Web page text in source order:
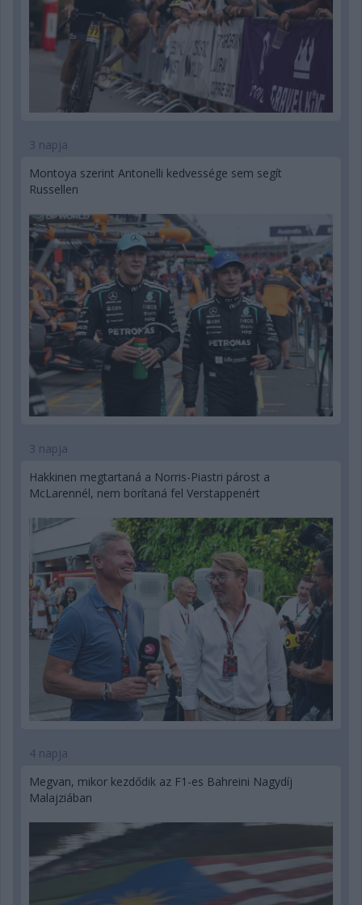
3 napja
Montoya szerint Antonelli kedvessége sem segít
Russellen
3 napja
Hakkinen megtartaná a Norris-Piastri párost a
McLarennél, nem borítaná fel Verstappenért
4 napja
Megvan, mikor kezdődik az F1-es Bahreini Nagydíj
Malajziában